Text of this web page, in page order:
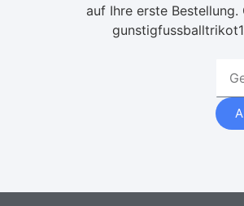
auf Ihre erste Bestellung.